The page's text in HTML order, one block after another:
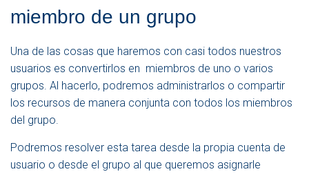
miembro de un grupo
Una de las cosas que haremos con casi todos nuestros
usuarios es convertirlos en miembros de uno o varios
grupos. Al hacerlo, podremos administrarlos o compartir
los recursos de manera conjunta con todos los miembros
del grupo.
Podremos resolver esta tarea desde la propia cuenta de
usuario o desde el grupo al que queremos asignarle